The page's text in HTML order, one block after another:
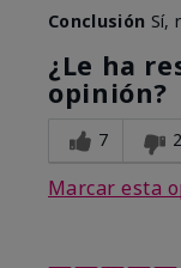
Conclusión Sí,
¿Le ha
opinión?
7 2
Marcar esta